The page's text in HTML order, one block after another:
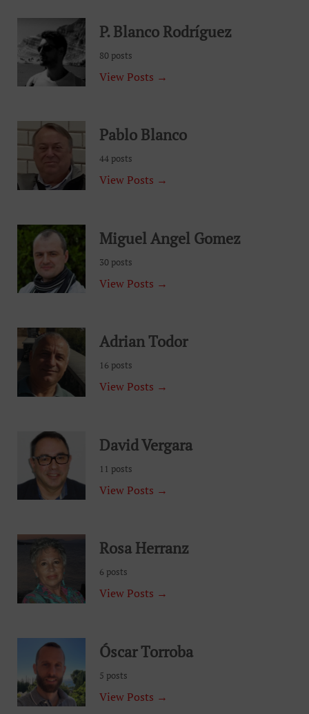
P. Blanco Rodríguez
80 posts
View Posts →
Pablo Blanco
44 posts
View Posts →
Miguel Angel Gomez
30 posts
View Posts →
Adrian Todor
16 posts
View Posts →
David Vergara
11 posts
View Posts →
Rosa Herranz
6 posts
View Posts →
Óscar Torroba
5 posts
View Posts →